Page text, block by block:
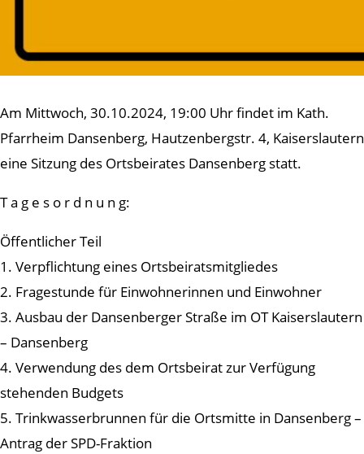
Am Mittwoch, 30.10.2024, 19:00 Uhr findet im Kath.
Pfarrheim Dansenberg, Hautzenbergstr. 4, Kaiserslautern
eine Sitzung des Ortsbeirates Dansenberg statt.
T a g e s o r d n u n g:
Öffentlicher Teil
1. Verpflichtung eines Ortsbeiratsmitgliedes
2. Fragestunde für Einwohnerinnen und Einwohner
3. Ausbau der Dansenberger Straße im OT Kaiserslautern
– Dansenberg
4. Verwendung des dem Ortsbeirat zur Verfügung
stehenden Budgets
5. Trinkwasserbrunnen für die Ortsmitte in Dansenberg –
Antrag der SPD-Fraktion